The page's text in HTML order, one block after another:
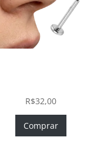
R$32,00
Comprar